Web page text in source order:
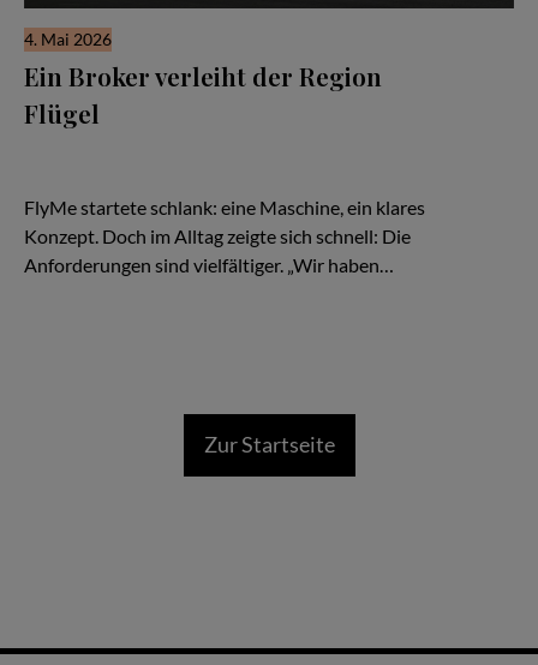
4. Mai 2026
Ein Broker verleiht der Region
Flügel
FlyMe startete schlank: eine Maschine, ein klares
Konzept. Doch im Alltag zeigte sich schnell: Die
Anforderungen sind vielfältiger. „Wir haben…
Zur Startseite